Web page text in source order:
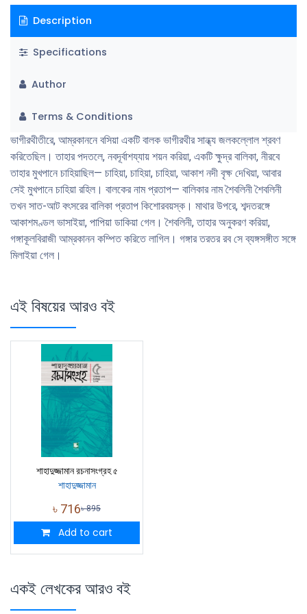
Description
Specifications
Author
Terms & Conditions
ভাগীরথীতীরে, আম্রকাননে বসিয়া একটি বালক ভাগীরথীর সান্ধ্য জলকল্লোল শ্রবণ
করিতেছিল। তাহার পদতলে, নবদূর্বাশয্যায় শয়ন করিয়া, একটি ক্ষুদ্র বালিকা, নীরবে
তাহার মুখপানে চাহিয়াছিল— চাহিয়া, চাহিয়া, চাহিয়া, আকাশ নদী বৃক্ষ দেখিয়া, আবার
সেই মুখপানে চাহিয়া রহিল। বালকের নাম প্রতাপ— বালিকার নাম শৈবলিনী শৈবলিনী
তখন সাত-আট বৎসরের বালিকা প্রতাপ কিশােরবয়স্ক। মাথার উপরে, শব্দতরঙ্গে
আকাশমণ্ডল ভাসাইয়া, পাপিয়া ডাকিয়া গেল। শৈবলিনী, তাহার অনুকরণ করিয়া,
গঙ্গাকূলবিরাজী আম্রকানন কম্পিত করিতে লাগিল। গঙ্গার তরতর রব সে ব্যঙ্গসঙ্গীত সঙ্গে
মিলাইয়া গেল।
এই বিষয়ের আরও বই
শাহাদুজ্জামান রচনাসংগ্রহ ৫
শাহাদুজ্জামান
৳ 716৳895
Add to cart
একই লেখকের আরও বই